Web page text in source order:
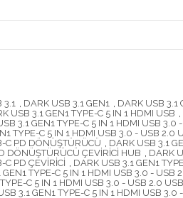
3.1 DARK USB 3.1 GEN1 DARK USB 3.1
USB 3.1 GEN1 TYPE-C 5 IN 1 HDMI USB
3.1 GEN1 TYPE-C 5 IN 1 HDMI USB 3.0
TYPE-C 5 IN 1 HDMI USB 3.0 - USB 2.0
C PD DÖNÜŞTÜRÜCÜ
DARK USB 3.1
DÖNÜŞTÜRÜCÜ ÇEVİRİCİ HUB
DARK
PD ÇEVİRİCİ
DARK USB 3.1 GEN1
GEN1 TYPE-C 5 IN 1 HDMI USB 3.0 -
C 5 IN 1 HDMI USB 3.0 - USB 2.0
3.1 GEN1 TYPE-C 5 IN 1 HDMI USB